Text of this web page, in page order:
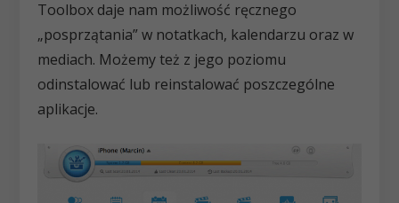
Toolbox daje nam możliwość ręcznego
„posprzątania” w notatkach, kalendarzu oraz w
mediach. Możemy też z jego poziomu
odinstalować lub reinstalować poszczególne
aplikacje.